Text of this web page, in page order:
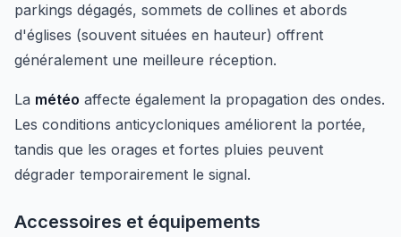
parkings dégagés, sommets de collines et abords
d'églises (souvent situées en hauteur) offrent
généralement une meilleure réception.
La météo affecte également la propagation des ondes.
Les conditions anticycloniques améliorent la portée,
tandis que les orages et fortes pluies peuvent
dégrader temporairement le signal.
Accessoires et équipements